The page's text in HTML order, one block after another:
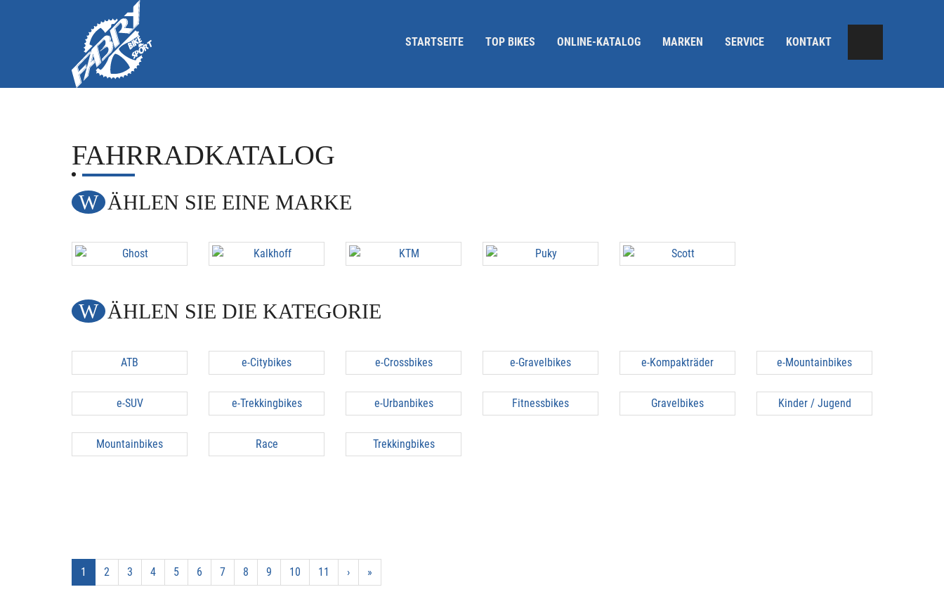
STARTSEITE TOP BIKES ONLINE-KATALOG MARKEN SERVICE KONTAKT
FAHRRADKATALOG
WÄHLEN SIE EINE MARKE
WÄHLEN SIE DIE KATEGORIE
ATB e-Citybikes e-Crossbikes e-Gravelbikes e-Kompakträder e-Mountainbikes
e-SUV e-Trekkingbikes e-Urbanbikes Fitnessbikes Gravelbikes Kinder / Jugend
Mountainbikes Race Trekkingbikes
1 2 3 4 5 6 7 8 9 10 11 › »